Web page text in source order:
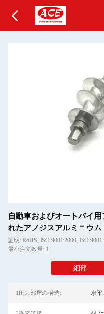
自動車およびオートバイ
れたアノジスアルミニウ
最小注文数量: 1
細部
1圧力部屋の構造: 水平